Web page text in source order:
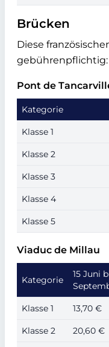
Brücken
Diese
gebührenpflichtig:
Pont de
Kategorie
Klasse 1
Klasse 2
Klasse 3
Klasse 4
Klasse 5
Viaduc de Millau
Kategorie
15 Juni
Klasse 1 13,70 €
Klasse 2 20,60 €